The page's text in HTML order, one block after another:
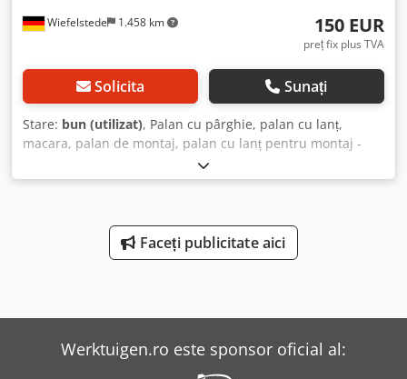
Wiefelstede 1.458 km 150 EUR
preț fix plus TVA
Solicita Sunați
Stare: bun (utilizat), Palan cu pârghie, palan cu lanț,
macara, palan de montaj, palan cu lanț pentru montaj -
Capacitate de ridicare: 3000 kg - Lungime lanț: 3000 mm -
Dimensiuni: 700/400/H190 mm - Greutate: 29 kg Dodpfxob
Faceți publicitate aici
Werktuigen.ro este sponsor oficial al: